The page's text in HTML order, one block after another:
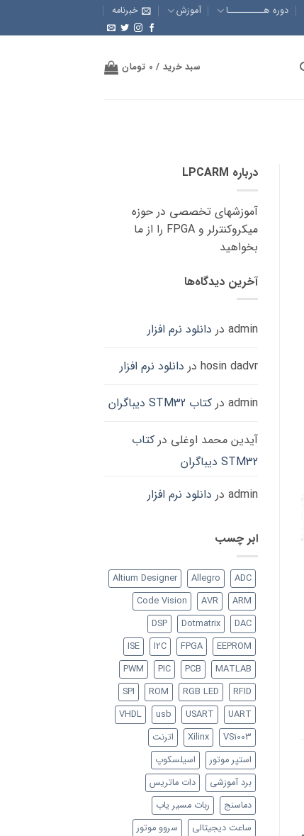
دوره هــــــــــا آموزش خبرنامه
سبد خرید / 0 تومان
درباره LPCARM
آموزشهای تخصصی در حوزه
میکروکنترلر و FPGA را از ما
بخواهید
آخرین دیدگاه‌ها
admin در دانلود نرم افزار
hosin dadvr در دانلود نرم افزار
admin درکتاب STM32 دیباگران
آیدین محمد اوغلی درکتاب
STM32 دیباگران
admin در دانلود نرم افزار
ابر چسب
ADC
Allegro
Altium Designer
ARM
AVR
Code Vision
DAC
Dotmatrix
DSP
EEPROM
FPGA
I2C
ISE
MATLAB
PCB
PIC
PWM
RFID
RGB LED
ROM
SPI
UART
USART
usb
VHDL
VS1003
Xilinx
اترنت
استپر موتور
اسیلسکوپ
برد آموزشی
دات ماتریس
دماسنج
ربات مسیر یاب
ساعت دیجیتالی
سروو موتور